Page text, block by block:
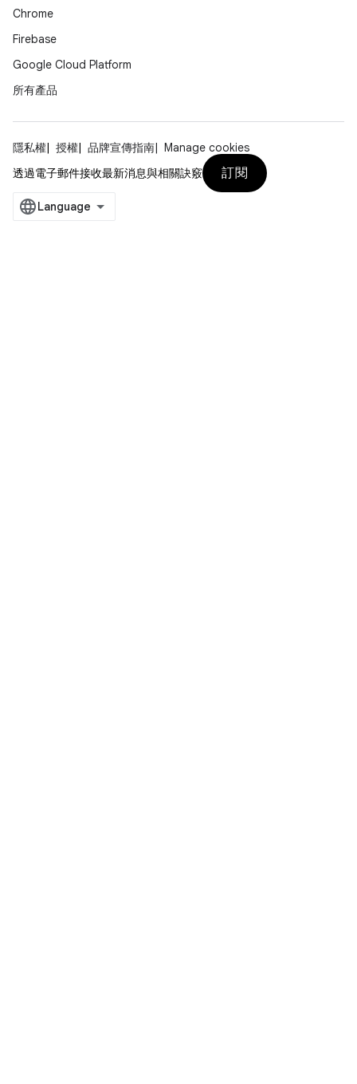
Chrome
Firebase
Google Cloud Platform
所有產品
隱私權 授權 品牌宣傳指南
Manage cookies
透過電子郵件接收最新消息與相關訣竅
訂閱